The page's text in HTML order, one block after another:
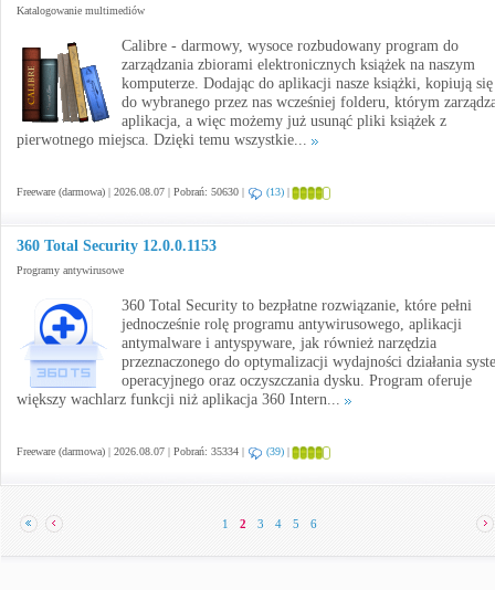
Katalogowanie multimediów
Calibre - darmowy, wysoce rozbudowany program do
zarządzania zbiorami elektronicznych książek na naszym
komputerze. Dodając do aplikacji nasze książki, kopiują się
do wybranego przez nas wcześniej folderu, którym
aplikacja, a więc możemy już usunąć pliki książek z
pierwotnego miejsca. Dzięki temu wszystkie...
Freeware (darmowa) | 2026.08.07 | Pobrań: 50630 | (13) |
360 Total Security 12.0.0.1153
Programy antywirusowe
360 Total Security to bezpłatne rozwiązanie, które pełni
jednocześnie rolę programu antywirusowego, aplikacji
antymalware i antyspyware, jak również narzędzia
przeznaczonego do optymalizacji wydajności działania
operacyjnego oraz oczyszczania dysku. Program oferuje
większy wachlarz funkcji niż aplikacja 360 Intern...
Freeware (darmowa) | 2026.08.07 | Pobrań: 35334 | (39) |
1 2 3 4 5 6